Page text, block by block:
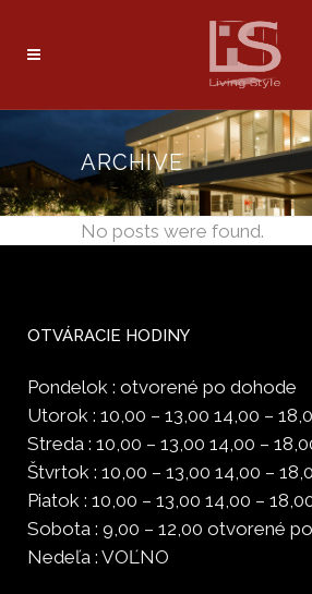
ARCHIVE
No posts were found.
OTVÁRACIE HODINY
Pondelok : otvorené po dohode
Utorok : 10,00 – 13,00 14,00 –
Streda : 10,00 – 13,00 14,00 –
Štvrtok : 10,00 – 13,00 14,00 –
Piatok : 10,00 – 13,00 14,00 –
Sobota : 9,00 – 12,00 otvorené
Nedeľa : VOĽNO